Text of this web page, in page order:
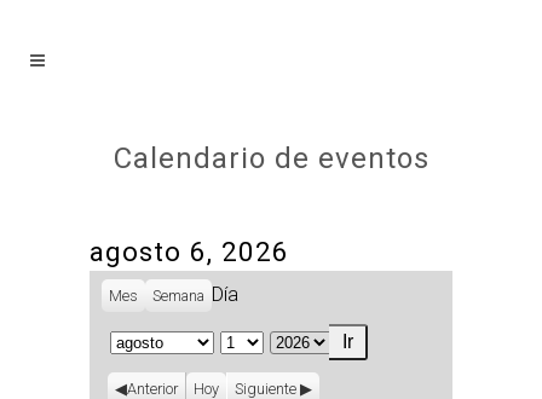
Calendario de eventos
agosto 6, 2026
Mes Semana Día
Mes
Día
Año
Anterior Hoy Siguiente